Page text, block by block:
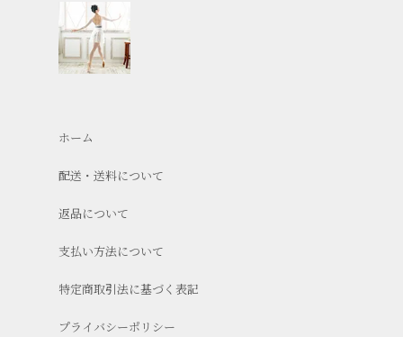
ホーム
配送・送料について
返品について
支払い方法について
特定商取引法に基づく表記
プライバシーポリシー